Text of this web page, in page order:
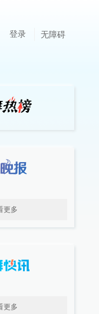
登录 无障碍
更多
更多